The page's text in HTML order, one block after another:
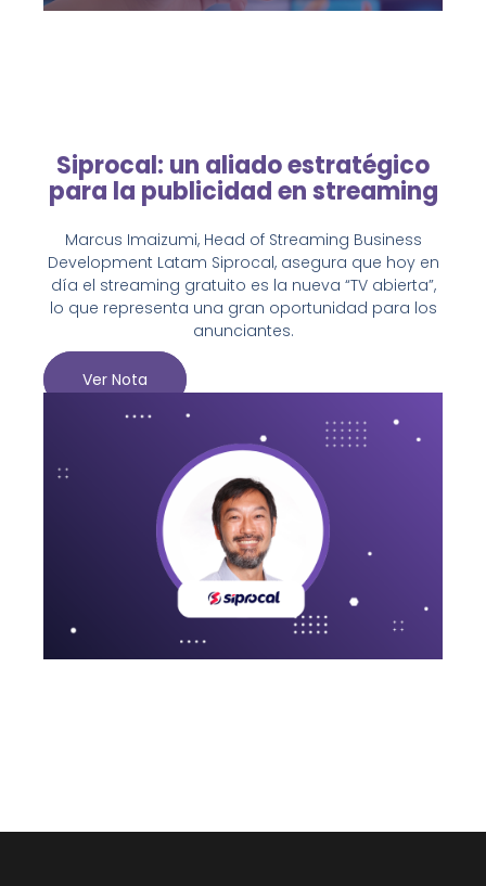
Siprocal: un aliado estratégico
para la publicidad en streaming
Marcus Imaizumi, Head of Streaming Business
Development Latam Siprocal, asegura que hoy en
día el streaming gratuito es la nueva “TV abierta”,
lo que representa una gran oportunidad para los
anunciantes.
Ver Nota